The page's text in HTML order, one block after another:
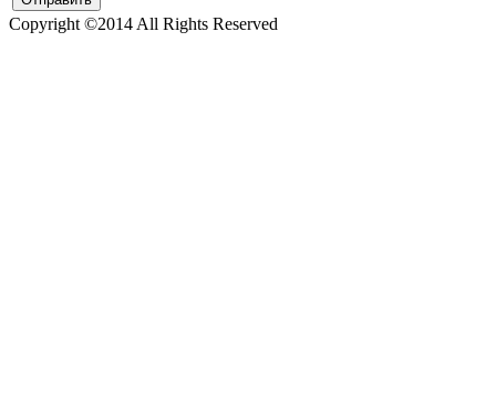
Copyright ©2014 All Rights Reserved